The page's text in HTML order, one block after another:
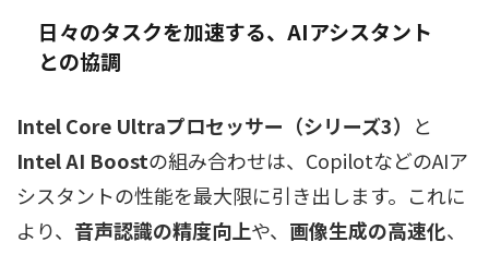
日々のタスクを加速する、AIアシスタント
との協調
Intel Core Ultraプロセッサー（シリーズ3） と
Intel AI Boostの組み合わせは、CopilotなどのAIア
シスタントの性能を最大限に引き出します。これに
より、 音声認識の精度向上や、 画像生成の高速化、